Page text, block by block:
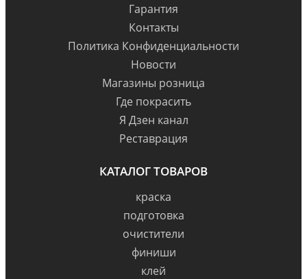
Гарантия
Контакты
Политика Конфиденциальности
Новости
Магазины розница
Где покрасить
Я Дзен канал
Реставрация
КАТАЛОГ ТОВАРОВ
краска
подготовка
очистители
финиши
клей